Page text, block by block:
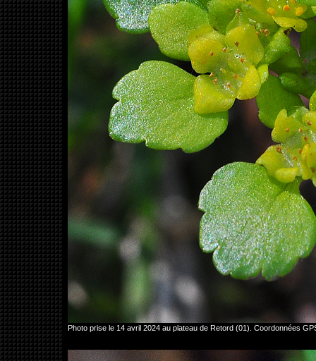
Photo prise le 14 avril 2024 au plateau de Retord (01). Coordonnées